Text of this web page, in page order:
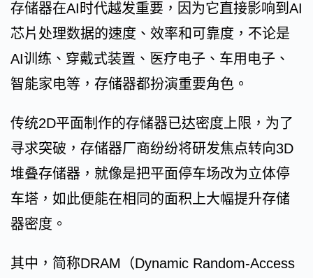
存储器在AI时代越发重要，因为它直接影响到AI
芯片处理数据的速度、效率和可靠度，不论是
AI训练、穿戴式装置、医疗电子、车用电子、
智能家电等，存储器都扮演重要角色。
传统2D平面制作的存储器已达密度上限，为了
寻求突破，存储器厂商纷纷将研发焦点转向3D
堆叠存储器，就像是把平面停车场改为立体停
车塔，如此便能在相同的面积上大幅提升存储
器密度。
其中，简称DRAM（Dynamic Random-Access